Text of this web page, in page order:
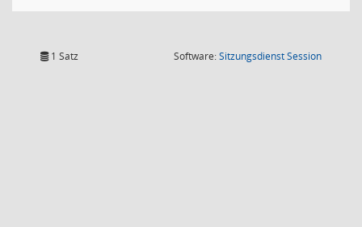
1 Satz Software:SitzungsdienstSession(Wird in